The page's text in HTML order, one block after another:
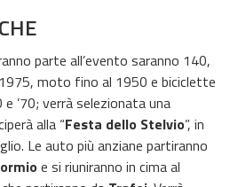
parte all’evento saranno 140,
moto fino al 1950 e biciclette
e ’70; verrà selezionata una
alla “Festa dello Stelvio”, in
Le auto più anziane partiranno
e si riuniranno in cima al